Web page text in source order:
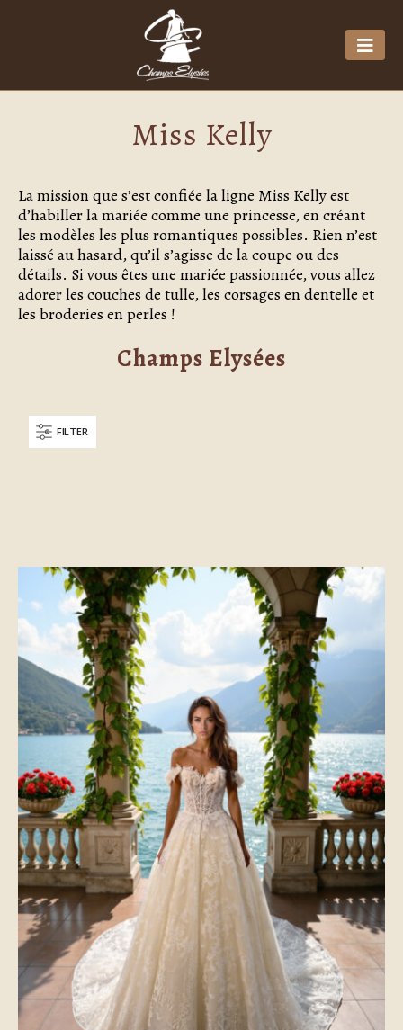
Miss Kelly
La mission que s’est confiée la ligne Miss Kelly est
d’habiller la mariée comme une princesse, en créant
les modèles les plus romantiques possibles. Rien n’est
laissé au hasard, qu’il s’agisse de la coupe ou des
détails. Si vous êtes une mariée passionnée, vous allez
adorer les couches de tulle, les corsages en dentelle et
les broderies en perles !
Champs Elysées
FILTER